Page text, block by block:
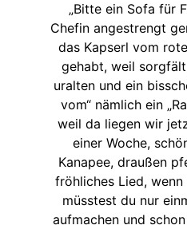
„Bitte ein Sofa für
Chefin angestrengt
das Kapserl vom
gehabt, weil
uralten und ein
vom“ nämlich ein
weil da liegen wir
einer Woche,
Kanapee, draußen
fröhliches Lied,
müsstest du nur
aufmachen und